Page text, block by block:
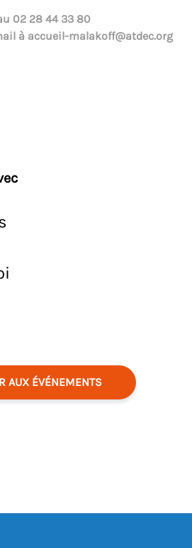
02 28 44 33 80
à accueil-malakoff@atdec.org
AUX ÉVÉNEMENTS